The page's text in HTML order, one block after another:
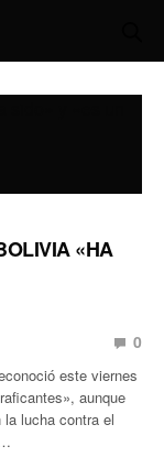
«HA
0
este viernes
aunque
lucha contra el